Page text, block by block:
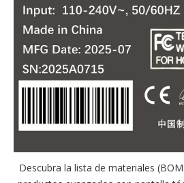
Descubra la lista de materiales